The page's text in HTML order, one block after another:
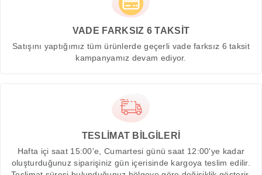
VADE FARKSIZ 6 TAKSİT
Satışını yaptığımız tüm ürünlerde geçerli vade farksız 6 taksit
kampanyamız devam ediyor.
TESLİMAT BİLGİLERİ
Hafta içi saat 15:00'e, Cumartesi günü saat 12:00'ye kadar
oluşturduğunuz siparişiniz gün içerisinde kargoya teslim edilir.